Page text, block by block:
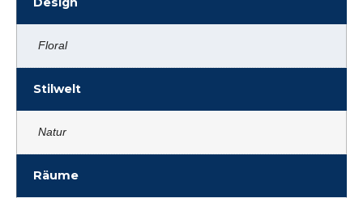
Floral
Stilwelt
Natur
Räume